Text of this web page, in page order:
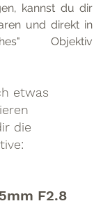
kannst du dir
und direkt in
Objektiv
etwas
die
F2.8